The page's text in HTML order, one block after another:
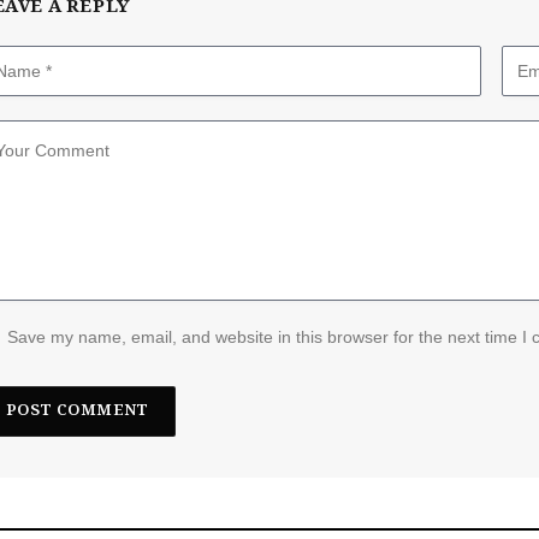
A REPLY
Save my name, email, and website in this browser for the next time I